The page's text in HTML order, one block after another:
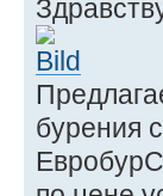
бурения